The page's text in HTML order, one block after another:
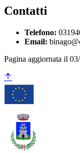
Contatti
Telefono:
Email:
Pagina aggiornata il